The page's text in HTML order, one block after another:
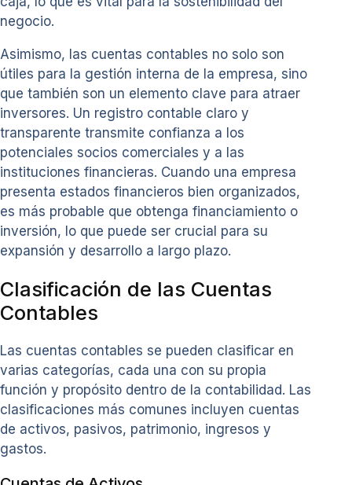
negocio.
Asimismo, las cuentas contables no solo son
útiles para la gestión interna de la empresa, sino
que también son un elemento clave para atraer
inversores. Un registro contable claro y
transparente transmite confianza a los
potenciales socios comerciales y a las
instituciones financieras. Cuando una empresa
presenta estados financieros bien organizados,
es más probable que obtenga financiamiento o
inversión, lo que puede ser crucial para su
expansión y desarrollo a largo plazo.
Clasificación de las Cuentas
Contables
Las cuentas contables se pueden clasificar en
varias categorías, cada una con su propia
función y propósito dentro de la contabilidad. Las
clasificaciones más comunes incluyen cuentas
de activos, pasivos, patrimonio, ingresos y
gastos.